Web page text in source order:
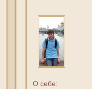
О себе: